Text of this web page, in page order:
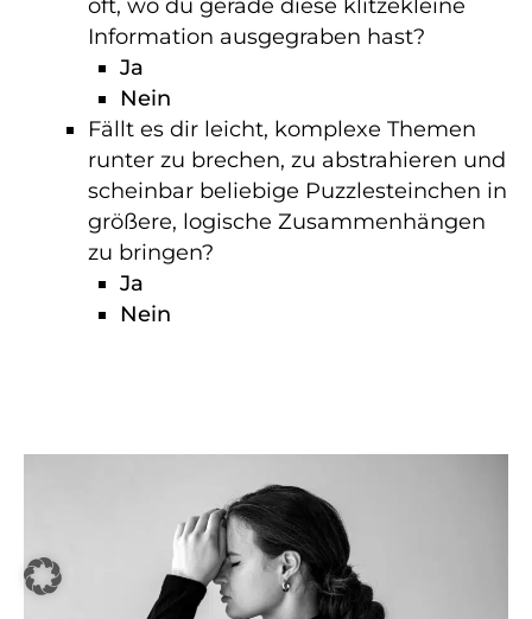
oft, wo du gerade diese klitzekleine
Information ausgegraben hast?
Ja
Nein
Fällt es dir leicht, komplexe Themen
runter zu brechen, zu abstrahieren und
scheinbar beliebige Puzzlesteinchen in
größere, logische Zusammenhängen
zu bringen?
Ja
Nein